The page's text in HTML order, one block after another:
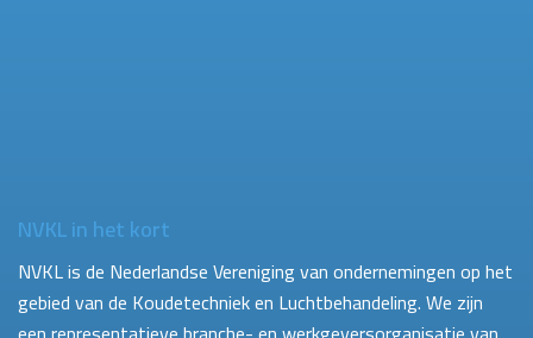
NVKL in het kort
NVKL is de Nederlandse Vereniging van ondernemingen op het
gebied van de Koudetechniek en Luchtbehandeling. We zijn